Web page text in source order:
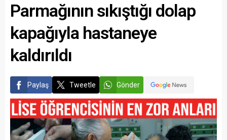
Parmağının sıkıştığı dolap
kapağıyla hastaneye
kaldırıldı
Paylaş Tweetle Gönder